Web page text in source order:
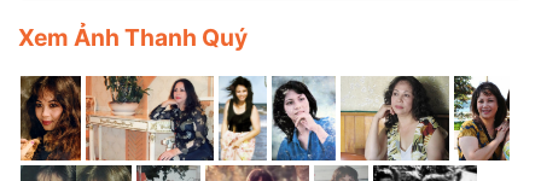
Xem Ảnh Thanh Quý